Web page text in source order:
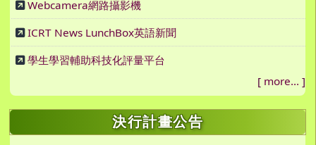
Webcamera網路攝影機
ICRT News LunchBox英語新聞
學生學習輔助科技化評量平台
[ more... ]
決行計畫公告